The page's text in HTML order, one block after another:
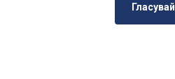
Гласувай